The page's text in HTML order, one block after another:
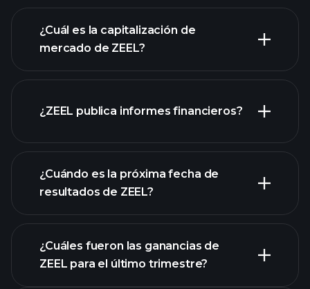
gráfico de ZEEL
¿Cuál es la capitalización de
mercado de ZEEL?
nuestra lista de acciones
¿ZEEL publica informes financieros?
los estados financieros
de ZEEL
¿Cuándo es la próxima fecha de
resultados de ZEEL?
¿Cuáles fueron las ganancias de
ZEEL para el último trimestre?